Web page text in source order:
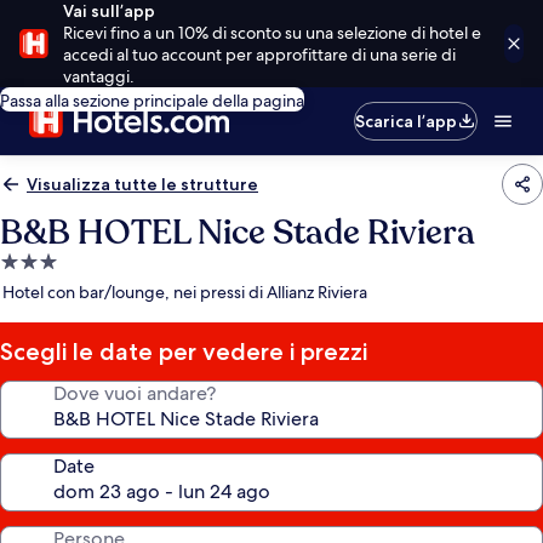
Vai sull’app
Ricevi fino a un 10% di sconto su una selezione di hotel e
accedi al tuo account per approfittare di una serie di
vantaggi.
Passa alla sezione principale della pagina
Scarica l’app
Visualizza tutte le strutture
B&B HOTEL Nice Stade Riviera
Struttura
a
stelle
Hotel con bar/lounge, nei pressi di Allianz Riviera
Scegli le date per vedere i prezzi
Dove vuoi andare?
Date